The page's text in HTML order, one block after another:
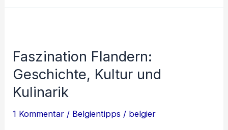
kulinarische
Highlights
Faszination Flandern:
Geschichte, Kultur und
Kulinarik
1 Kommentar / Belgientipps / belgier